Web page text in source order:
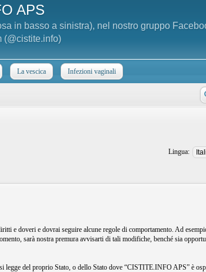
APS
in basso a sinistra), nel nostro gruppo
(@cistite.info)
La vescica Infezioni vaginali
Lingua:
e doveri e dovrai seguire alcune regole di comportamento. Ad
sarà nostra premura avvisarti di tali modifiche, benché sia
del proprio Stato, o dello Stato dove “CISTITE.INFO APS” è